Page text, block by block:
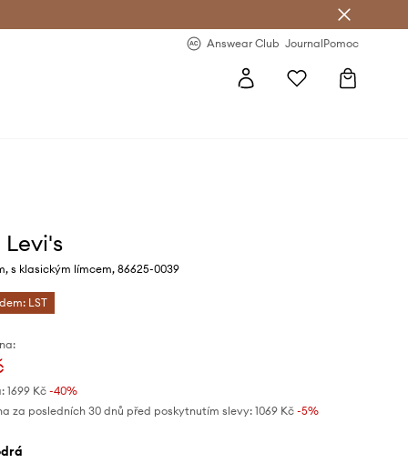
Answear Club JournalPomoc
Levi's
s klasickým límcem, 86625-0039
LST
1699 Kč-40%
za posledních 30 dnů před poskytnutím slevy: 1069 Kč -5%